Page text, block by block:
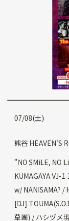
07/08(土)
熊谷 HEAVEN'S
"NO SMiLE, NO
KUMAGAYA
w/ NANISAMA? /
[DJ]
草團) / ハシヅメ